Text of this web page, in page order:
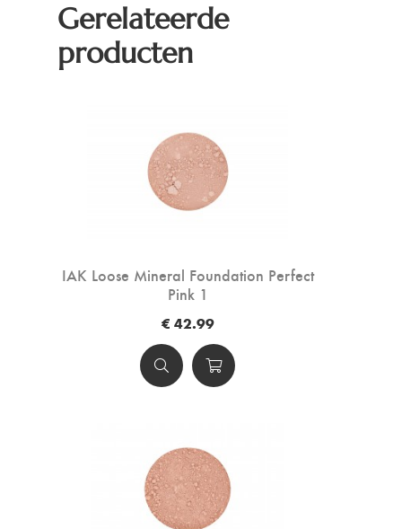
Gerelateerde
producten
IAK Loose Mineral Foundation Perfect
Pink 1
€ 42.99